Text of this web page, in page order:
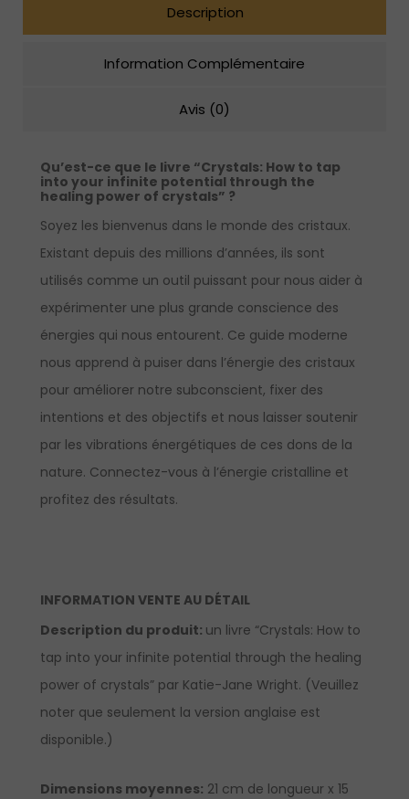
Description
Information Complémentaire
Avis (0)
Qu’est-ce que le livre “Crystals: How to tap
into your infinite potential through the
healing power of crystals” ?
Soyez les bienvenus dans le monde des cristaux.
Existant depuis des millions d’années, ils sont
utilisés comme un outil puissant pour nous aider à
expérimenter une plus grande conscience des
énergies qui nous entourent. Ce guide moderne
nous apprend à puiser dans l’énergie des cristaux
pour améliorer notre subconscient, fixer des
intentions et des objectifs et nous laisser soutenir
par les vibrations énergétiques de ces dons de la
nature. Connectez-vous à l’énergie cristalline et
profitez des résultats.
INFORMATION VENTE AU DÉTAIL
Description du produit: un livre “Crystals: How to
tap into your infinite potential through the healing
power of crystals” par Katie-Jane Wright. (Veuillez
noter que seulement la version anglaise est
disponible.)
Dimensions moyennes: 21 cm de longueur x 15